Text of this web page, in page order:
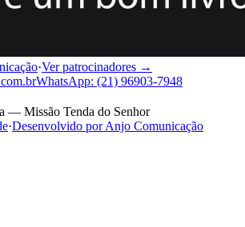
·Ver patrocinadores →
WhatsApp: (21) 96903-7948
— Missão Tenda do Senhor
·Desenvolvido por Anjo Comunicação